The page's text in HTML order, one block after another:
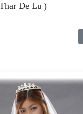
De Lu )